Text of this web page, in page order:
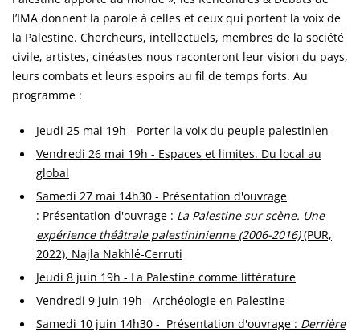
l’IMA donnent la parole à celles et ceux qui portent la voix de
la Palestine. Chercheurs, intellectuels, membres de la société
civile, artistes, cinéastes nous raconteront leur vision du pays,
leurs combats et leurs espoirs au fil de temps forts. Au
programme :
Jeudi 25 mai 19h - Porter la voix du peuple palestinien
Vendredi 26 mai 19h - Espaces et limites. Du local au
global
Samedi 27 mai 14h30 - Présentation d'ouvrage
: Présentation d'ouvrage : La Palestine sur scène. Une
expérience théâtrale palestininienne (2006-2016)(PUR,
2022), Najla Nakhlé-Cerruti
Jeudi 8 juin 19h - La Palestine comme littérature
Vendredi 9 juin 19h - Archéologie en Palestine
Samedi 10 juin 14h30 - Présentation d'ouvrage : Derrière